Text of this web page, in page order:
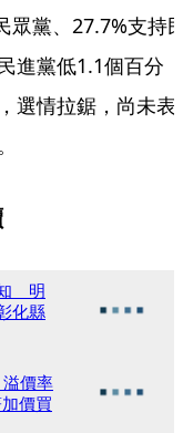
眾黨、27.7%支持
進黨低1.1個百分
選情拉鋸，尚未表
知 明
化縣
價率
價買